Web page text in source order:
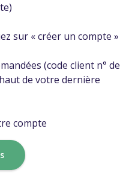
sur « créer un compte »
(code client n° de
de votre dernière
compte